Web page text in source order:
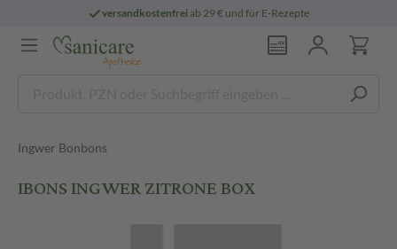
versandkostenfreiab 29 € und für E-Rezepte
Ingwer Bonbons
IBONS INGWER ZITRONE BOX